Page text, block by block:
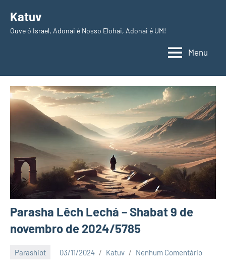
paraKatuv
Ouve ó Israel, Adonai é Nosso Elohai, Adonai é UM!
Menu
Parasha Lêch Lechá – Shabat 9 de
novembro de 2024/5785
Parashiot 03/11/2024 Katuv Nenhum Comentário